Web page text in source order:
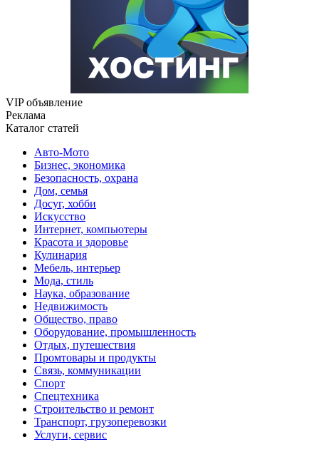
VIP объявление
Реклама
Каталог статей
Авто-Мото
Бизнес, экономика
Безопасность, охрана
Дом, семья
Досуг, хобби
Искусство
Интернет, компьютеры
Красота и здоровье
Кулинария
Мебель, интерьер
Мода, стиль
Наука, образование
Недвижимость
Общество, право
Оборудование, промышленность
Отдых, путешествия
Промтовары и продукты
Связь, коммуникации
Спорт
Спецтехника
Строительство и ремонт
Транспорт, грузоперевозки
Услуги, сервис